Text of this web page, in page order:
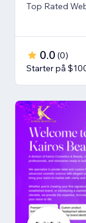
Top Rated
0.0 (0)
Starter på